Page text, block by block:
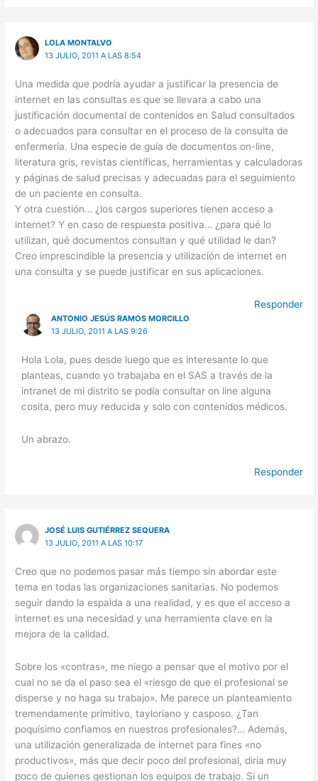
LOLA MONTALVO
13 JULIO, 2011 A LAS 8:54
Una medida que podría ayudar a justificar la presencia de
internet en las consultas es que se llevara a cabo una
justificación documental de contenidos en Salud consultados
o adecuados para consultar en el proceso de la consulta de
enfermería. Una especie de guía de documentos on-line,
literatura gris, revistas científicas, herramientas y calculadoras
y páginas de salud precisas y adecuadas para el seguimiento
de un paciente en consulta.
Y otra cuestión… ¿los cargos superiores tienen acceso a
internet? Y en caso de respuesta positiva… ¿para qué lo
utilizan, qué documentos consultan y qué utilidad le dan?
Creo imprescindible la presencia y utilización de internet en
una consulta y se puede justificar en sus aplicaciones.
Responder
ANTONIO JESÚS RAMOS MORCILLO
13 JULIO, 2011 A LAS 9:26
Hola Lola, pues desde luego que es interesante lo que
planteas, cuando yo trabajaba en el SAS a través de la
intranet de mi distrito se podía consultar on line alguna
cosita, pero muy reducida y solo con contenidos médicos.
Un abrazo.
Responder
JOSÉ LUIS GUTIÉRREZ SEQUERA
13 JULIO, 2011 A LAS 10:17
Creo que no podemos pasar más tiempo sin abordar este
tema en todas las organizaciones sanitarias. No podemos
seguir dando la espalda a una realidad, y es que el acceso a
internet es una necesidad y una herramienta clave en la
mejora de la calidad.
Sobre los «contras», me niego a pensar que el motivo por el
cual no se da el paso sea el «riesgo de que el profesional se
disperse y no haga su trabajo». Me parece un planteamiento
tremendamente primitivo, tayloriano y casposo. ¿Tan
poquísimo confiamos en nuestros profesionales?… Además,
una utilización generalizada de internet para fines «no
productivos», más que decir poco del profesional, diría muy
poco de quienes gestionan los equipos de trabajo. Si un